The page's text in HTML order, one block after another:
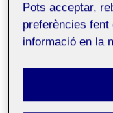
De primeres em
(psicopedagoga)
quins dies
millor i en
seguit, la meva
Pots acceptar,
preferències
informació en la